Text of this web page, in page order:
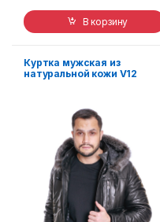
В корзину
Куртка мужская из
натуральной кожи V12